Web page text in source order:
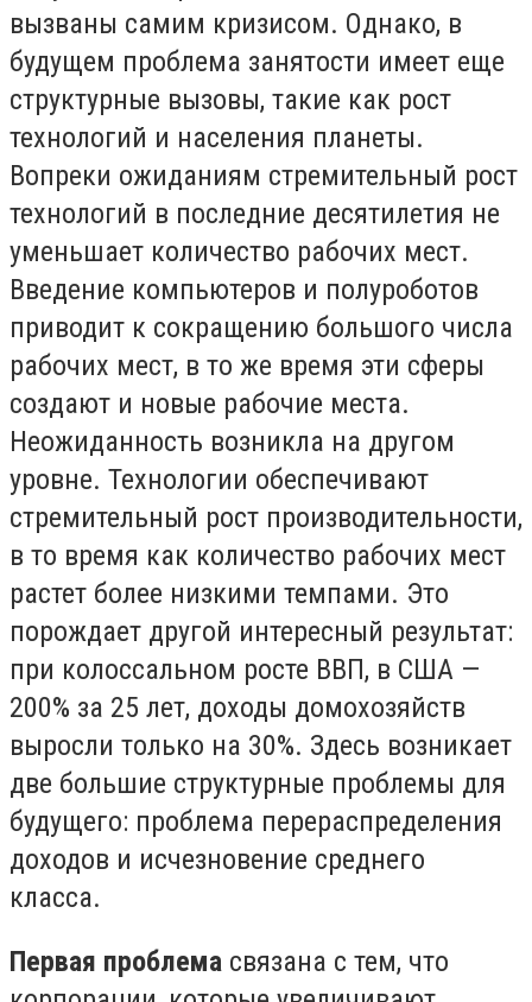
вызваны самим кризисом. Однако, в
будущем проблема занятости имеет еще
структурные вызовы, такие как рост
технологий и населения планеты.
Вопреки ожиданиям стремительный рост
технологий в последние десятилетия не
уменьшает количество рабочих мест.
Введение компьютеров и полуроботов
приводит к сокращению большого числа
рабочих мест, в то же время эти сферы
создают и новые рабочие места.
Неожиданность возникла на другом
уровне. Технологии обеспечивают
стремительный рост производительности,
в то время как количество рабочих мест
растет более низкими темпами. Это
порождает другой интересный результат:
при колоссальном росте ВВП, в США —
200% за 25 лет, доходы домохозяйств
выросли только на 30%. Здесь возникает
две большие структурные проблемы для
будущего: проблема перераспределения
доходов и исчезновение среднего
класса.
Первая проблема связана с тем, что